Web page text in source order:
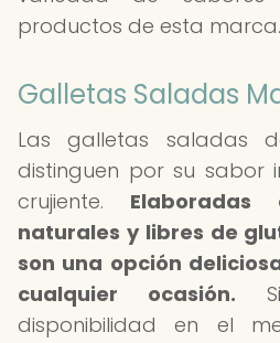
productos de esta marca.
Galletas Saladas
Las galletas saladas
distinguen por su sabor
crujiente. Elaboradas
naturales y libres de
son una opción
cualquier ocasión.
disponibilidad en el